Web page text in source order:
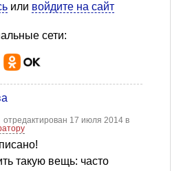
или войдите на сайт
сети:
отредактирован 17 июля 2014 в
такую вещь: часто